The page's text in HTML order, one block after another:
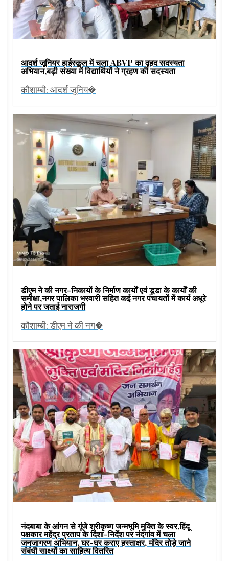
आदर्श जूनियर हाईस्कूल में चला ABVP का वृहद सदस्यता
अभियान,बड़ी संख्या में विद्यार्थियों ने ग्रहण की सदस्यता
कौशाम्बी: आदर्श जूनिय�
डीएम ने की नगर-निकायों के निर्माण कार्यों एवं डूडा के कार्यों की
समीक्षा,नगर पालिका भरवारी सहित कई नगर पंचायतों में कार्य अधूरे
होने पर जताई नाराजगी
कौशाम्बी: डीएम ने की नग�
नंदबाबा के आंगन से गूंजे श्रीकृष्ण जन्मभूमि मुक्ति के स्वर,हिंदू
पक्षकार महेंद्र प्रताप के दिशा-निर्देश पर नंदगांव में चला
जनजागरण अभियान, घर-घर कराए हस्ताक्षर, मंदिर तोड़े जाने
संबंधी साक्ष्यों का साहित्य वितरित